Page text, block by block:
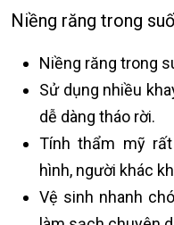
Niềng răng trong
Niềng răng trong
Sử dụng nhiều
dễ dàng tháo rời.
Tính thẩm mỹ
hình, người khác
Vệ sinh nhanh